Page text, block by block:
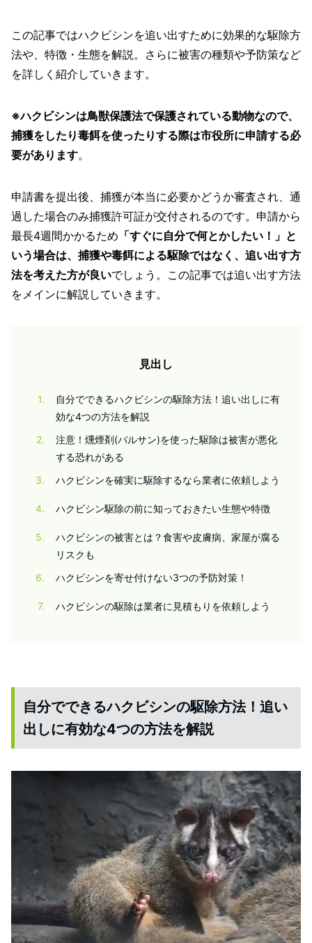
この記事ではハクビシンを追い出すために効果的な駆除方
法や、特徴・生態を解説。さらに被害の種類や予防策など
を詳しく紹介していきます。
※ハクビシンは鳥獣保護法で保護されている動物なので、
捕獲をしたり毒餌を使ったりする際は市役所に申請する必
要があります。
申請書を提出後、捕獲が本当に必要かどうか審査され、通
過した場合のみ捕獲許可証が交付されるのです。申請から
最長4週間かかるため 「すぐに自分で何とかしたい！」と
いう場合は、捕獲や毒餌による駆除ではなく、追い出す方
法を考えた方が良いでしょう。この記事では追い出す方法
をメインに解説していきます。
見出し
1
自分でできるハクビシンの駆除方法！追い出しに有
効な4つの方法を解説
2
注意！燻煙剤(バルサン)を使った駆除は被害が悪化
する恐れがある
3
ハクビシンを確実に駆除するなら業者に依頼しよう
4 ハクビシン駆除の前に知っておきたい生態や特徴
5
ハクビシンの被害とは？食害や皮膚病、家屋が腐る
リスクも
6
ハクビシンを寄せ付けない3つの予防対策！
7 ハクビシンの駆除は業者に見積もりを依頼しよう
自分でできるハクビシンの駆除方法！追い
出しに有効な4つの方法を解説